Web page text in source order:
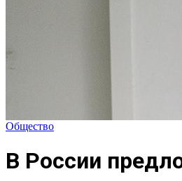
Общество
В России